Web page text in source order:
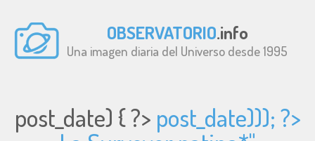
OBSERVATORIO.info
Una imagen diaria del Universo desde 1995
post_date) { ?> post_date))); ?>